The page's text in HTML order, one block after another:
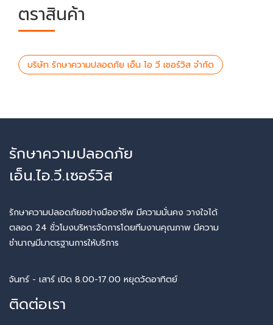
ตราสินค้า
บริษัท รักษาความปลอดภัย เอ็น ไอ วี เซอร์วิส จำกัด
รักษาความปลอดภัย
เอ็น.ไอ.วี.เซอร์วิส
รักษาความปลอดภัยอย่างมืออาชีพ มีความมั่นคง วางใจได้
ตลอด 24 ชั่วโมงบริหารจัดการโดยทีมงานคุณภาพ มีความ
ชำนาญมีมาตรฐานการให้บริการ
จันทร์ - เสาร์ เปิด 8.00-17.00 หยุดวัดอาทิตย์
ติดต่อเรา